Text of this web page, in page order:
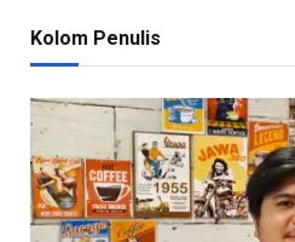
Kolom Penulis